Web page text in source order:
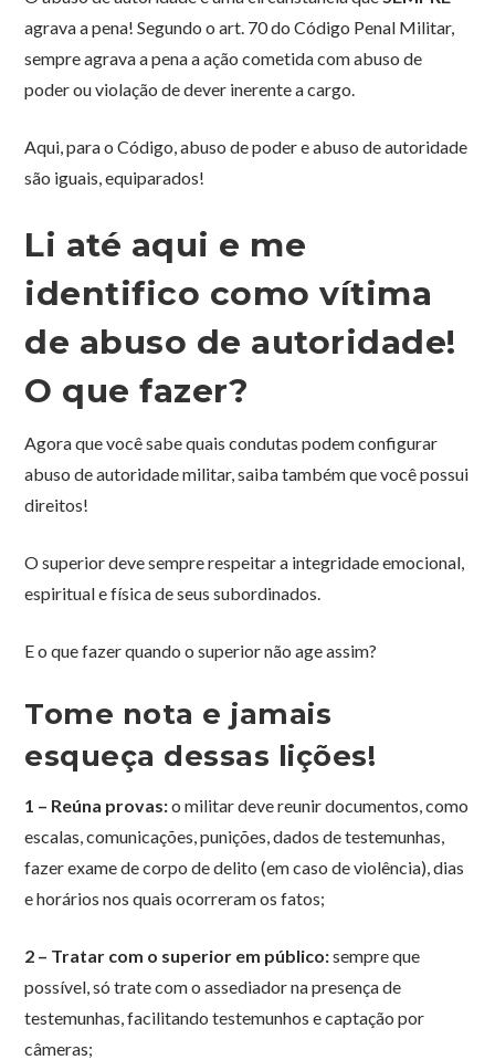
agrava a pena! Segundo o art. 70 do Código Penal Militar,
sempre agrava a pena a ação cometida com abuso de
poder ou violação de dever inerente a cargo.
Aqui, para o Código, abuso de poder e abuso de autoridade
são iguais, equiparados!
Li até aqui e me
identifico como vítima
de abuso de autoridade!
O que fazer?
Agora que você sabe quais condutas podem configurar
abuso de autoridade militar, saiba também que você possui
direitos!
O superior deve sempre respeitar a integridade emocional,
espiritual e física de seus subordinados.
E o que fazer quando o superior não age assim?
Tome nota e jamais
esqueça dessas lições!
1 – Reúna provas:o militar deve reunir documentos, como
escalas, comunicações, punições, dados de testemunhas,
fazer exame de corpo de delito (em caso de violência), dias
e horários nos quais ocorreram os fatos;
2 – Tratar com o superior em público:sempre que
possível, só trate com o assediador na presença de
testemunhas, facilitando testemunhos e captação por
câmeras;